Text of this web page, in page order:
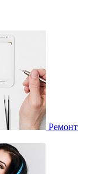
Ремонт